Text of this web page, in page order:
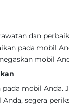
dan
pada mobil
mobil
mobil
segera